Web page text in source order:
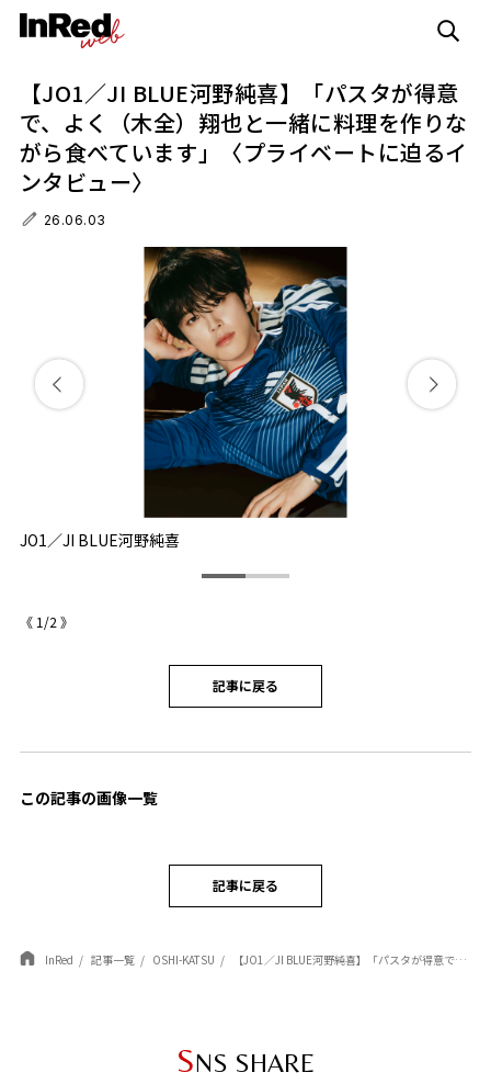
【JO1／JI BLUE河野純喜】「パスタが得意
で、よく（木全）翔也と一緒に料理を作りな
がら食べています」〈プライベートに迫るイ
ンタビュー〉
26.06.03
JO1／JI BLUE河野純喜
《 1 /2 》
記事に戻る
この記事の画像一覧
記事に戻る
InRed 記事一覧 OSHI-KATSU 【JO1／JI BLUE河野純喜】「パスタが得意で、よく（木全）翔也と一緒に料理を作りながら食べています」〈プライベートに迫るインタビュー〉
SNS SHARE